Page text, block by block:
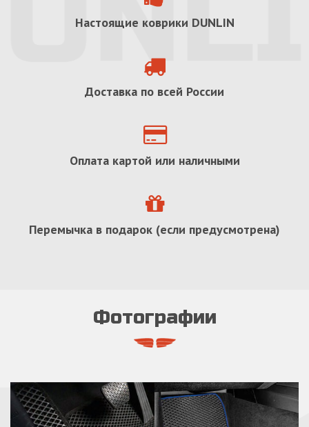
Настоящие коврики DUNLIN
Доставка по всей России
Оплата картой или наличными
Перемычка в подарок (если предусмотрена)
Фотографии